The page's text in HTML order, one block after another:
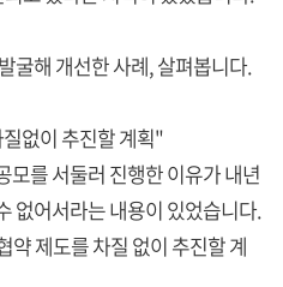
굴해 개선한 사례, 살펴봅니다.
없이 추진할 계획"
모를 서둘러 진행한 이유가 내년
없어서라는 내용이 있었습니다.
제도를 차질 없이 추진할 계